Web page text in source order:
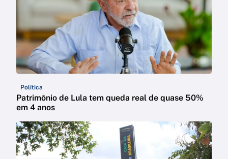
Política
Patrimônio de Lula tem queda real de quase 50%
em 4 anos